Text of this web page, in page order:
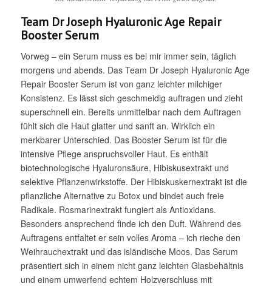
Team Dr Joseph Hyaluronic Age Repair
Booster Serum
Vorweg – ein Serum muss es bei mir immer sein, täglich
morgens und abends. Das Team Dr Joseph Hyaluronic Age
Repair Booster Serum ist von ganz leichter milchiger
Konsistenz. Es lässt sich geschmeidig auftragen und zieht
superschnell ein. Bereits unmittelbar nach dem Auftragen
fühlt sich die Haut glatter und sanft an. Wirklich ein
merkbarer Unterschied. Das Booster Serum ist für die
intensive Pflege anspruchsvoller Haut. Es enthält
biotechnologische Hyaluronsäure, Hibiskusextrakt und
selektive Pflanzenwirkstoffe. Der Hibiskuskernextrakt ist die
pflanzliche Alternative zu Botox und bindet auch freie
Radikale. Rosmarinextrakt fungiert als Antioxidans.
Besonders ansprechend finde ich den Duft. Während des
Auftragens entfaltet er sein volles Aroma – ich rieche den
Weihrauchextrakt und das isländische Moos. Das Serum
präsentiert sich in einem nicht ganz leichten Glasbehältnis
und einem umwerfend echtem Holzverschluss mit